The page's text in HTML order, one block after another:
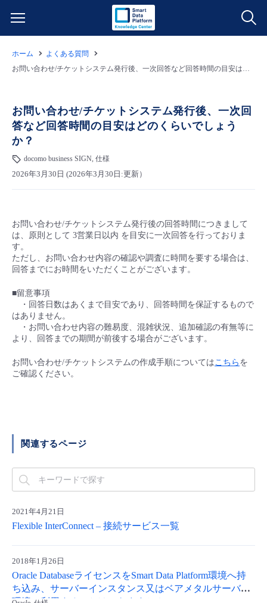
サービス一覧
クラウド/サーバー
ネットワーク
モニタリング/監査
サポート
管理機能
すべてのメニューを見る
データ利活用
クラウド/サーバー
IoT
モニタリング/監査
サポート
管理機能
すべてのメニューを見る
料金情報
料金シミュレーター
クラウド/サーバー
ネットワーク
IoT
モニタリング/監査
サポート
ご利用開始ガイド
- 管理機能
■ セットアップガイド
- 新規お申し込み方法
- 初期設定・確認
- ユーザー機能の管理
- APIリファレンス
■ 基本構築ガイド
- クラウド / サーバー
- Flexible Remote Access
- バックアップ
- セキュリティ・監査
- データと分析
- IoT
- マルチクラウド利用
故障/メンテナンス情報
サービス稼働状況
故障/メンテナンス履歴
メンテナンス予定
定期メンテナンス
パートナー
販売パートナー向けプログラム
協業パートナー
トレーニング/操作動画
脱炭素化
ホーム
よくある質問
お問い合わせ/チケットシステム発行後、一次回答など回答時間の目安はどのくらいでしょうか？
お問い合わせ/チケットシステム発行後、一次回
答など回答時間の目安はどのくらいでしょう
か？
docomo business SIGN, 仕様
2026年3月30日 (2026年3月30日:更新）
お問い合わせ/チケットシステム発行後の回答時間につきまして
は、原則として 3営業日以内 を目安に一次回答を行っておりま
す。
ただし、お問い合わせ内容の確認や調査に時間を要する場合は、
回答までにお時間をいただくことがございます。
■留意事項
・回答日数はあくまで目安であり、回答時間を保証するもので
はありません。
・お問い合わせ内容の難易度、混雑状況、追加確認の有無等に
より、回答までの期間が前後する場合がございます。
お問い合わせ/チケットシステムの作成手順についてはこちら を
ご確認ください。
関連するページ
2021年4月21日
Flexible InterConnect – 接続サービス一覧
2018年1月26日
Oracle DatabaseライセンスをSmart Data Platform環境へ持
ち込み、サーバーインスタンス又はベアメタルサーバー